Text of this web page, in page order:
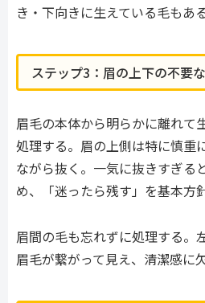
き・下向きに生えている毛もある
ステップ3：眉の上下の不要
眉毛の本体から明らかに離れて
処理する。眉の上側は特に慎重
ながら抜く。一気に抜きすぎる
め、「迷ったら残す」を基本方
眉間の毛も忘れずに処理する。
眉毛が繋がって見え、清潔感に